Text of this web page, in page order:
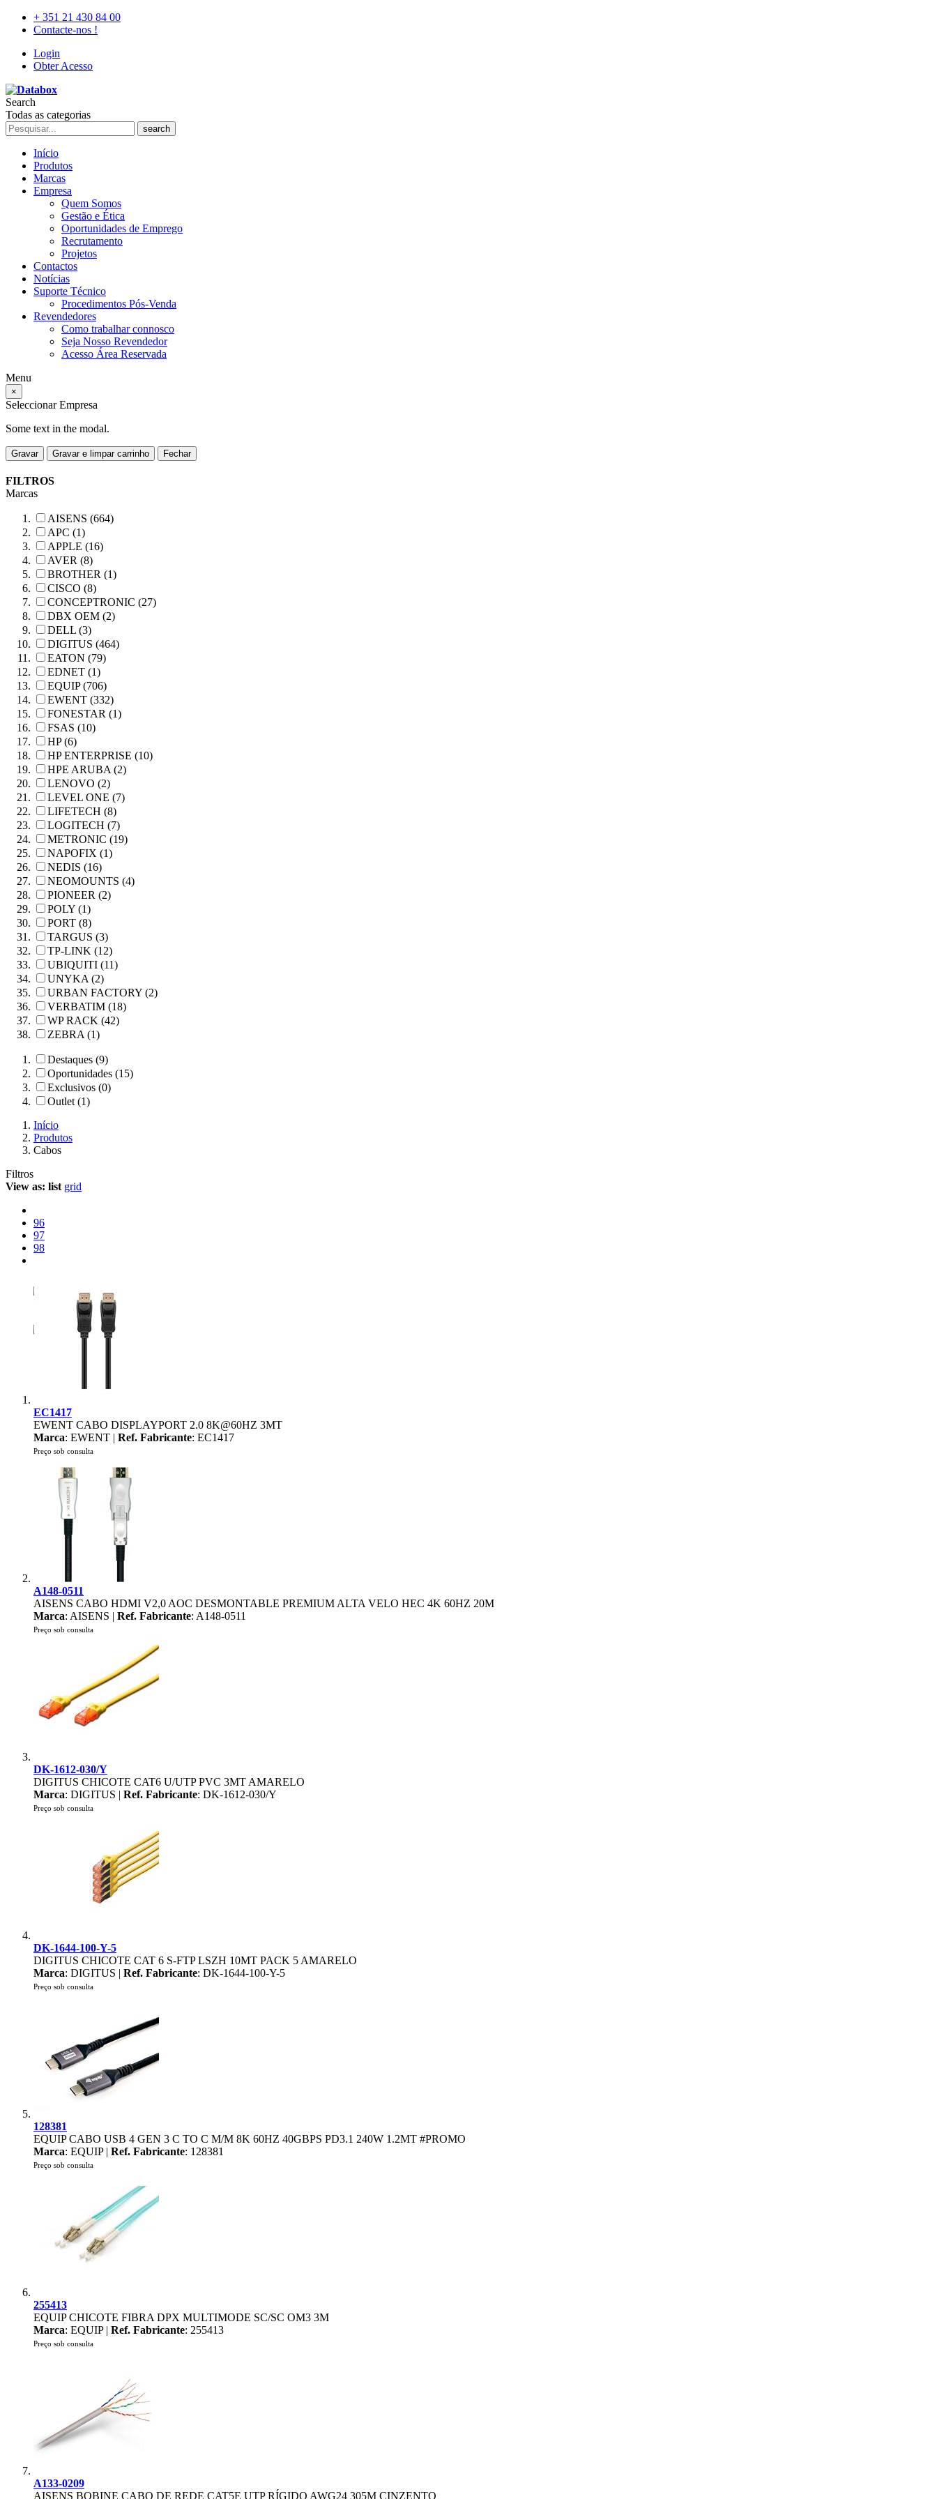
+ 351 21 430 84 00
Contacte-nos !
Login
Obter Acesso
Search
Todas as categorias
search
Início
Produtos
Marcas
Empresa
Quem Somos
Gestão e Ética
Oportunidades de Emprego
Recrutamento
Projetos
Contactos
Notícias
Suporte Técnico
Procedimentos Pós-Venda
Revendedores
Como trabalhar connosco
Seja Nosso Revendedor
Acesso Área Reservada
Menu
×
Seleccionar Empresa
Some text in the modal.
Gravar Gravar e limpar carrinho Fechar
FILTROS
Marcas
AISENS (664)
APC (1)
APPLE (16)
AVER (8)
BROTHER (1)
CISCO (8)
CONCEPTRONIC (27)
DBX OEM (2)
DELL (3)
DIGITUS (464)
EATON (79)
EDNET (1)
EQUIP (706)
EWENT (332)
FONESTAR (1)
FSAS (10)
HP (6)
HP ENTERPRISE (10)
HPE ARUBA (2)
LENOVO (2)
LEVEL ONE (7)
LIFETECH (8)
LOGITECH (7)
METRONIC (19)
NAPOFIX (1)
NEDIS (16)
NEOMOUNTS (4)
PIONEER (2)
POLY (1)
PORT (8)
TARGUS (3)
TP-LINK (12)
UBIQUITI (11)
UNYKA (2)
URBAN FACTORY (2)
VERBATIM (18)
WP RACK (42)
ZEBRA (1)
Destaques (9)
Oportunidades (15)
Exclusivos (0)
Outlet (1)
Início
Produtos
Cabos
Filtros
View as: list grid
96
97
98
EC1417
EWENT CABO DISPLAYPORT 2.0 8K@60HZ 3MT
Marca: EWENT | Ref. Fabricante: EC1417
Preço sob consulta
A148-0511
AISENS CABO HDMI V2,0 AOC DESMONTABLE PREMIUM ALTA VELO HEC 4K 60HZ 20M
Marca: AISENS | Ref. Fabricante: A148-0511
Preço sob consulta
DK-1612-030/Y
DIGITUS CHICOTE CAT6 U/UTP PVC 3MT AMARELO
Marca: DIGITUS | Ref. Fabricante: DK-1612-030/Y
Preço sob consulta
DK-1644-100-Y-5
DIGITUS CHICOTE CAT 6 S-FTP LSZH 10MT PACK 5 AMARELO
Marca: DIGITUS | Ref. Fabricante: DK-1644-100-Y-5
Preço sob consulta
128381
EQUIP CABO USB 4 GEN 3 C TO C M/M 8K 60HZ 40GBPS PD3.1 240W 1.2MT #PROMO
Marca: EQUIP | Ref. Fabricante: 128381
Preço sob consulta
255413
EQUIP CHICOTE FIBRA DPX MULTIMODE SC/SC OM3 3M
Marca: EQUIP | Ref. Fabricante: 255413
Preço sob consulta
A133-0209
AISENS BOBINE CABO DE REDE CAT5E UTP RÍGIDO AWG24 305M CINZENTO